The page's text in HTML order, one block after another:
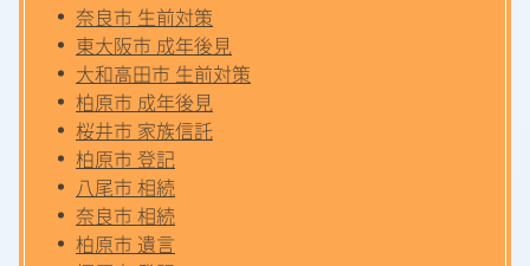
奈良市 生前対策
東大阪市 成年後見
大和高田市 生前対策
柏原市 成年後見
桜井市 家族信託
柏原市 登記
八尾市 相続
奈良市 相続
柏原市 遺言